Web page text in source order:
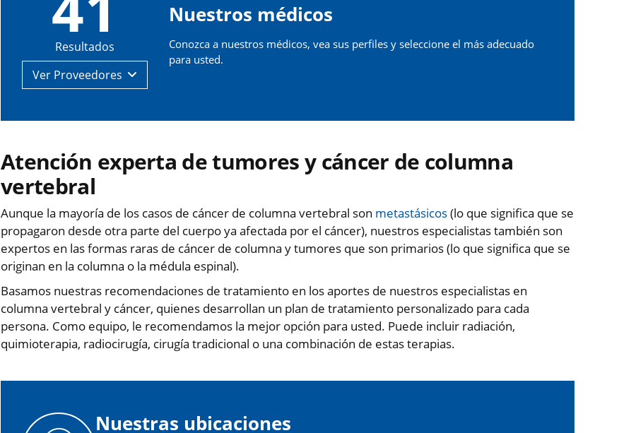
Resultados
Ver Proveedores
Nuestros médicos
Conozca a nuestros médicos, vea sus perfiles y seleccione el más adecuado
para usted.
Atención experta de tumores y cáncer de columna
vertebral
Aunque la mayoría de los casos de cáncer de columna vertebral son metastásicos(lo que significa que se
propagaron desde otra parte del cuerpo ya afectada por el cáncer), nuestros especialistas también son
expertos en las formas raras de cáncer de columna y tumores que son primarios (lo que significa que se
originan en la columna o la médula espinal).
Basamos nuestras recomendaciones de tratamiento en los aportes de nuestros especialistas en
columna vertebral y cáncer, quienes desarrollan un plan de tratamiento personalizado para cada
persona. Como equipo, le recomendamos la mejor opción para usted. Puede incluir radiación,
quimioterapia, radiocirugía, cirugía tradicional o una combinación de estas terapias.
Nuestras ubicaciones